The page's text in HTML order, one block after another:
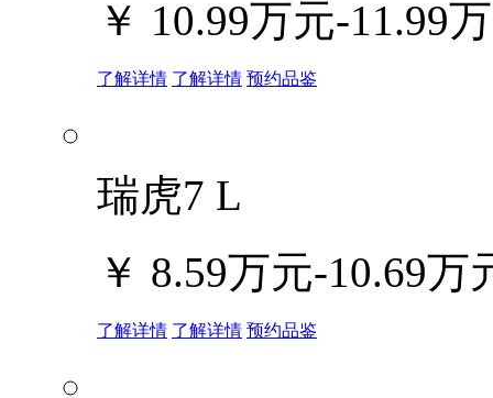
￥ 10.99万元-11.99
了解详情 了解详情 预约品鉴
瑞虎7 L
￥ 8.59万元-10.69万
了解详情 了解详情 预约品鉴